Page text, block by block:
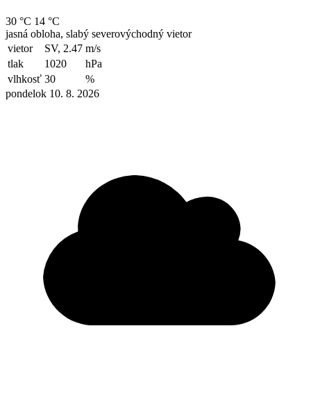
30 °C 14 °C
jasná obloha, slabý severovýchodný vietor
vietor
SV, 2.47 m/s
tlak
1020
hPa
vlhkosť 30
%
pondelok 10. 8. 2026